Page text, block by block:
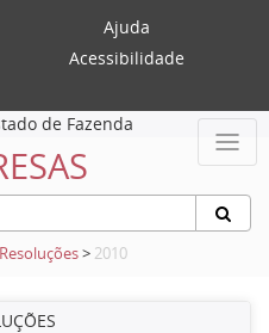
Ajuda
Acessibilidade
de Fazenda
Resoluções> 2010